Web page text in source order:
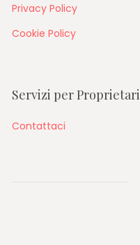
Privacy Policy
Cookie Policy
Servizi per Proprietari
Contattaci